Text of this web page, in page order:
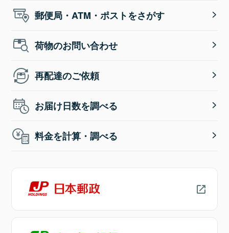
郵便局・ATM・ポストをさがす
荷物のお問い合わせ
再配達のご依頼
お届け日数を調べる
料金を計算・調べる